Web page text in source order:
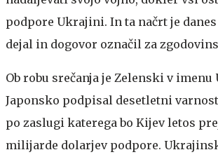
podpore Ukrajini. In ta načrt je
dejal in dogovor označil za
Ob robu srečanja je Zelenski v
Japonsko podpisal desetletni
po zaslugi katerega bo Kijev letos
milijarde dolarjev podpore.